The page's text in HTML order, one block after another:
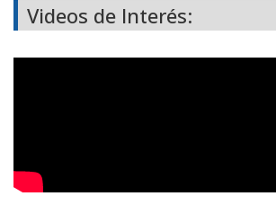
Videos de Interés: